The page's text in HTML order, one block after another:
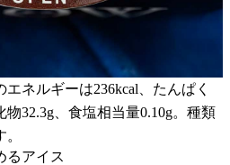
ネルギーは236kcal、たんぱく
物32.3g、食塩相当量0.10g。種類
るアイス